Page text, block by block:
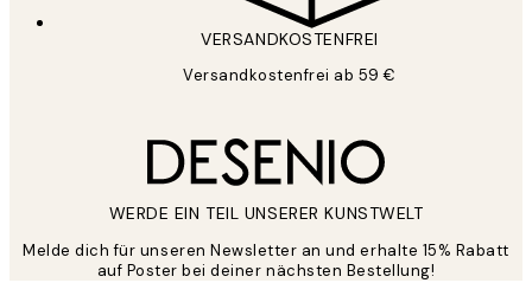
VERSANDKOSTENFREI
Versandkostenfrei ab 59 €
WERDE EIN TEIL UNSERER KUNSTWELT
Melde dich für unseren Newsletter an und erhalte 15% Rabatt
auf Poster bei deiner nächsten Bestellung!